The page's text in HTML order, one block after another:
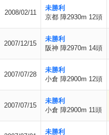
2008/02/11
未勝利
京都 障2930m 12頭
2007/12/15
未勝利
阪神 障2970m 14頭
2007/07/28
未勝利
小倉 障2900m 12頭
2007/07/15
未勝利
小倉 障2900m 11頭
未勝利